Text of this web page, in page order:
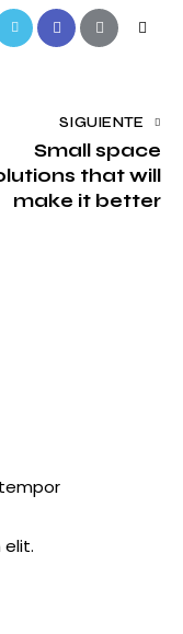
Twitter-FacebookShare-Copy
SIGUIENTE
Small space
that will
make it better